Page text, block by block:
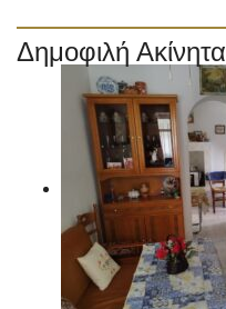
Δημοφιλή Ακίνητα